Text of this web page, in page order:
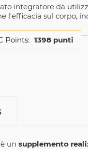
integratore da
l'efficacia sul corpo,
Points: 1398 punti
un supplemento